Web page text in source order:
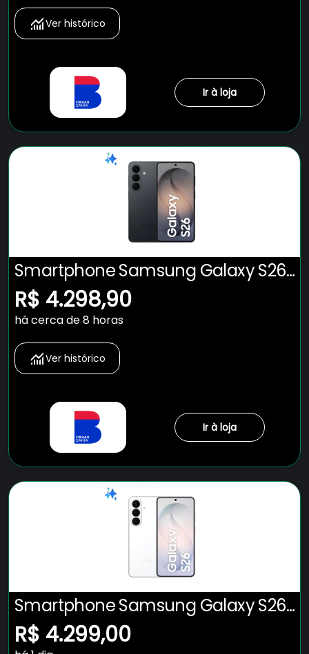
Ver histórico
Ir à loja
Smartphone Samsung Galaxy S26
5G Tela 6.3" 256GB Câmera 50MP -
Preto
R$ 4.298,90
há cerca de 8 horas
Ver histórico
Ir à loja
Smartphone Samsung Galaxy S26
5G Tela 6.3" 256GB Câmera 50MP -
R$ 4.299,00